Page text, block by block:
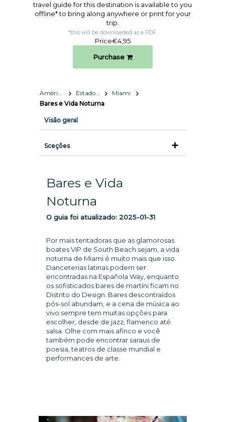
travel guide for this destination is available to you
offline* to bring along anywhere or print for your
trip.​
*this will be downloaded as a PDF.
Price€4,95
Purchase
América do Norte Estados Unidos da Amérca
Miami
Bares e Vida Noturna
Visão geral
Sceções
Bares e Vida
Noturna
O guia foi atualizado: 2025-01-31
Por mais tentadoras que as glamorosas
boates VIP de South Beach sejam, a vida
noturna de Miami é muito mais que isso.
Danceterias latinas podem ser
encontradas na Española Way, enquanto
os sofisticados bares de martíni ficam no
Distrito do Design. Bares descontraídos
pós-sol abundam, e a cena de música ao
vivo sempre tem muitas opções para
escolher, desde de jazz, flamenco até
salsa. Olhe com mais afinco e você
também pode encontrar saraus de
poesia, teatros de classe mundial e
performances de arte.